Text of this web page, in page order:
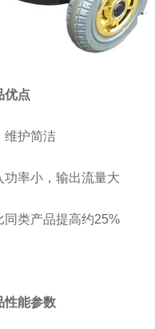
优点
护简洁
率小，输出流量大
类产品提高约25%
性能参数